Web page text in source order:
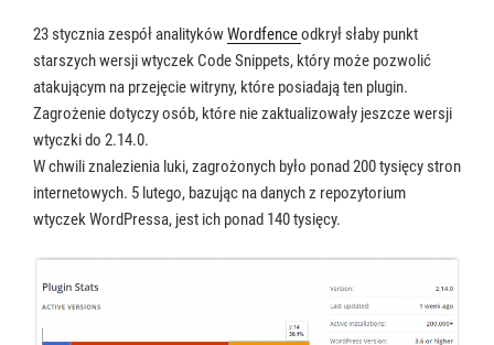
23 stycznia zespół analitykówWordfenceodkrył słaby punkt
starszych wersji wtyczek Code Snippets, który może pozwolić
atakującym na przejęcie witryny, które posiadają ten plugin.
Zagrożenie dotyczy osób, które nie zaktualizowały jeszcze wersji
wtyczki do 2.14.0.
W chwili znalezienia luki, zagrożonych było ponad 200 tysięcy stron
internetowych. 5 lutego, bazując na danych z repozytorium
wtyczek WordPressa, jest ich ponad 140 tysięcy.